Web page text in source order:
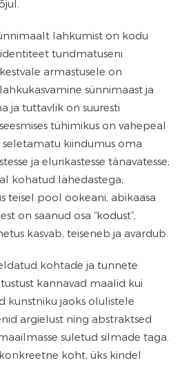
lahkumist on kodu
tundmatuseni
armastusele on
sünnimaast ja
ja tuttavlik on suuresti
tühimikus on vahepeal
seletamatu kiindumus oma
ja elurikastesse tänavatesse;
kohatud lähedastega;
teisel pool ookeani, abikaasa
on saanud osa “kodust”,
kasvab, teiseneb ja avardub.
kohtade ja tunnete
kannavad maalid kui
kunstniku jaoks olulistele
argielust ning abstraktsed
suletud silmade taga.
koht, üks kindel